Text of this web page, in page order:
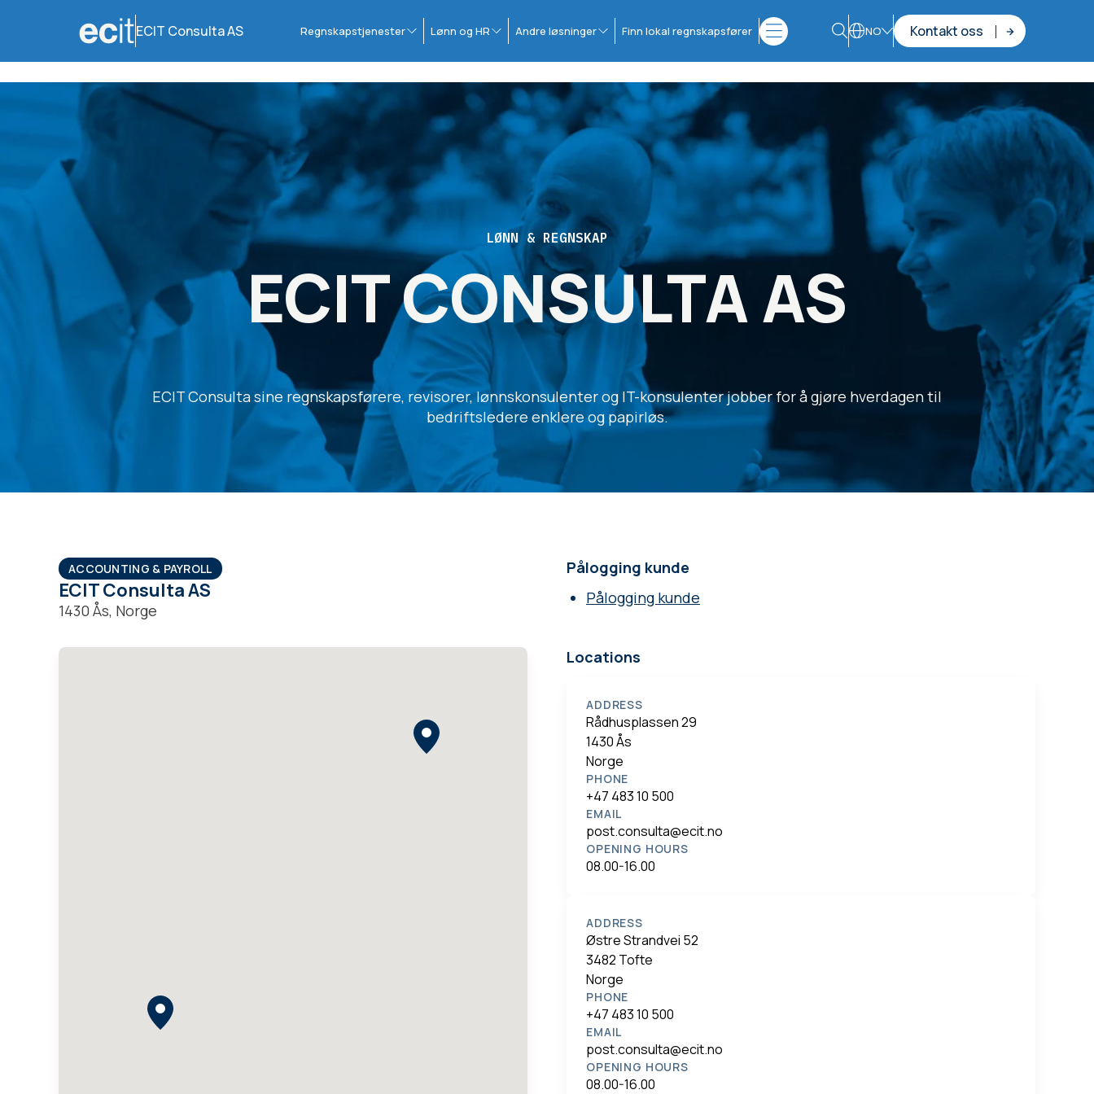
ECIT Consulta AS Regnskapstjenester Lønn og HR Andre løsninger Finn lokal regnskapsfører NO Kontakt oss
LØNN & REGNSKAP
ECIT CONSULTA AS
ECIT Consulta sine regnskapsførere, revisorer, lønnskonsulenter og IT-konsulenter jobber for å gjøre hverdagen til
bedriftsledere enklere og papirløs.
ACCOUNTING & PAYROLL
ECIT Consulta AS
1430 Ås, Norge
Pålogging kunde
Pålogging kunde
Locations
ADDRESS
Rådhusplassen 29
1430 Ås
Norge
PHONE
+47 483 10 500
EMAIL
post.consulta@ecit.no
OPENING HOURS
08.00-16.00
ADDRESS
Østre Strandvei 52
3482 Tofte
Norge
PHONE
+47 483 10 500
EMAIL
post.consulta@ecit.no
OPENING HOURS
08.00-16.00